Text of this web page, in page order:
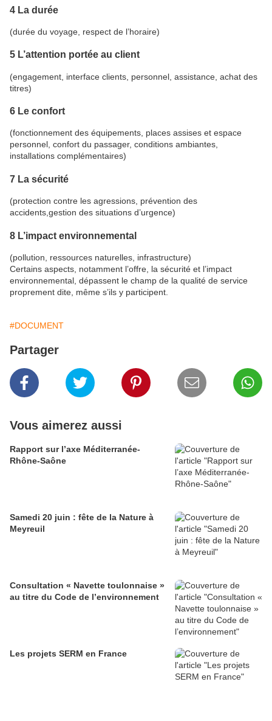
4 La durée
(durée du voyage, respect de l’horaire)
5 L’attention portée au client
(engagement, interface clients, personnel, assistance, achat des
titres)
6 Le confort
(fonctionnement des équipements, places assises et espace
personnel, confort du passager, conditions ambiantes,
installations complémentaires)
7 La sécurité
(protection contre les agressions, prévention des
accidents,gestion des situations d’urgence)
8 L’impact environnemental
(pollution, ressources naturelles, infrastructure)
Certains aspects, notamment l’offre, la sécurité et l’impact
environnemental, dépassent le champ de la qualité de service
proprement dite, même s’ils y participent.
#DOCUMENT
Partager
Vous aimerez aussi
Rapport sur l’axe Méditerranée-
Rhône-Saône
Samedi 20 juin : fête de la Nature à
Meyreuil
Consultation « Navette toulonnaise »
au titre du Code de l’environnement
Les projets SERM en France